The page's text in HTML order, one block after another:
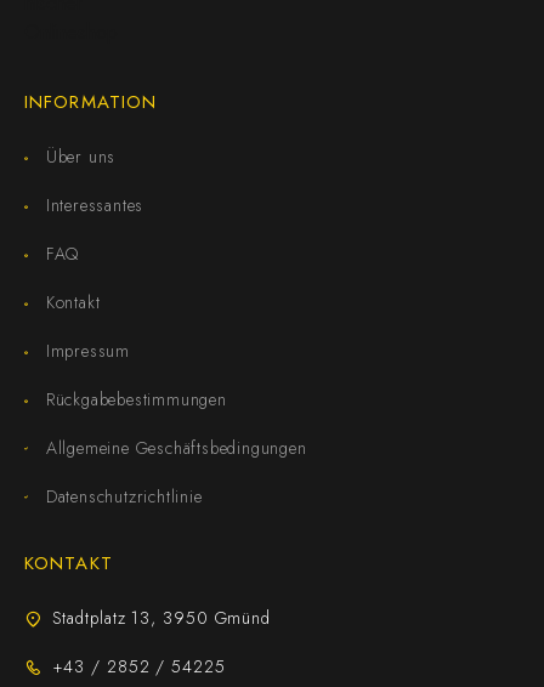
INFORMATION
Über uns
Interessantes
FAQ
Kontakt
Impressum
Rückgabebestimmungen
Allgemeine Geschäftsbedingungen
Datenschutzrichtlinie
KONTAKT
Stadtplatz 13, 3950 Gmünd
+43 / 2852 / 54225